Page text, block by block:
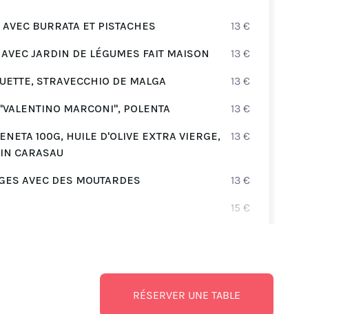
BURRATA ET PISTACHES 13 €
JARDIN DE LÉGUMES FAIT MAISON 13 €
STRAVECCHIO DE MALGA 13 €
MARCONI", POLENTA 13 €
100G, HUILE D'OLIVE EXTRA VIERGE,
CARASAU
13 €
AVEC DES MOUTARDES 13 €
15 €
COURGE, PAIN CARASAU, HUILE À LA
15€
», MAYONNAISE À L’AIL NOIR, CRUMBLE DE
RÉSERVER UNE TABLE